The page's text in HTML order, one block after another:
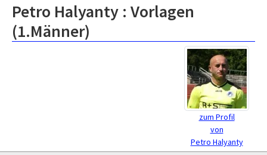
Petro Halyanty : Vorlagen
(1.Männer)
zum Profil
von
Petro Halyanty